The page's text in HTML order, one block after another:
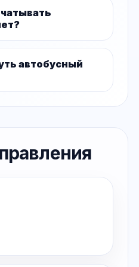
автобусный